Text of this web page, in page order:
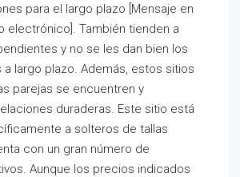
para el largo plazo [Mensaje en
electrónico]. También tienden a
y no se les dan bien los
largo plazo. Además, estos sitios
parejas se encuentren y
duraderas. Este sitio está
a solteros de tallas
con un gran número de
Aunque los precios indicados